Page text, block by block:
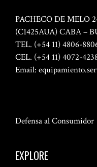
PACHECO DE MELO
(C1425AUA) CABA –
TEL. (+54 11) 4806-
CEL. (+54 11) 4072-
Email:
Defensa al Consumidor
EXPLORE